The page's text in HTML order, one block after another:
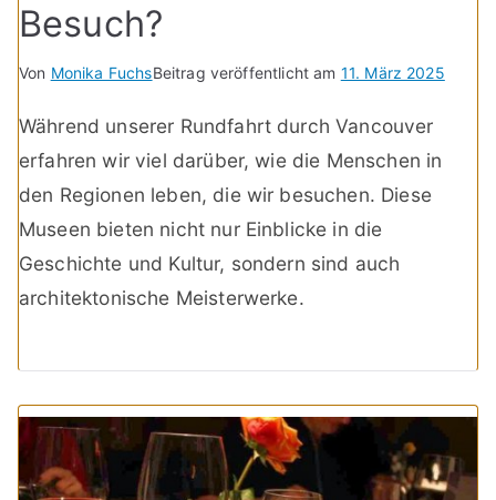
Besuch?
Von Monika FuchsBeitrag veröffentlicht am 11. März 2025
Während unserer Rundfahrt durch Vancouver
erfahren wir viel darüber, wie die Menschen in
den Regionen leben, die wir besuchen. Diese
Museen bieten nicht nur Einblicke in die
Geschichte und Kultur, sondern sind auch
architektonische Meisterwerke.